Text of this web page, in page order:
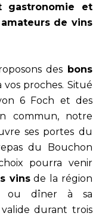
gastronomie et
de vins
des bons
proches. Situé
6 Foch et des
commun, notre
ses portes du
du Bouchon
pourra venir
vinsde la région
ou dîner à sa
durant trois